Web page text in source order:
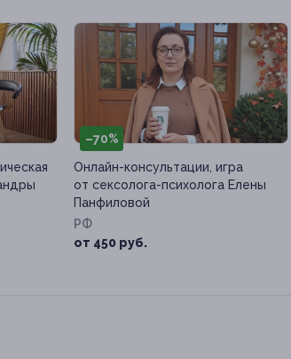
–70%
Онлайн-консультации, игра
от сексолога-психолога Елены
Панфиловой
РФ
от 450 руб.